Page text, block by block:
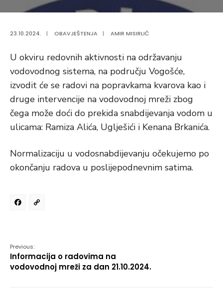
23.10.2024. | OBAVJEŠTENJA | AMIR MISIRLIĆ
U okviru redovnih aktivnosti na održavanju
vodovodnog sistema, na području Vogošće,
izvodit će se radovi na popravkama kvarova kao i
druge intervencije na vodovodnoj mreži zbog
čega može doći do prekida snabdijevanja vodom u
ulicama: Ramiza Alića, Uglješići i Kenana Brkanića.
Normalizaciju u vodosnabdijevanju očekujemo po
okončanju radova u poslijepodnevnim satima.
Facebook
Previous:
Informacija o radovima na
vodovodnoj mreži za dan 21.10.2024.